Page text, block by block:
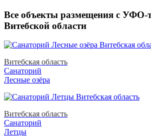
Все объекты размещения с УФО-
Витебской области
Витебская область
Санаторий
Лесные озёра
Витебская область
Санаторий
Летцы